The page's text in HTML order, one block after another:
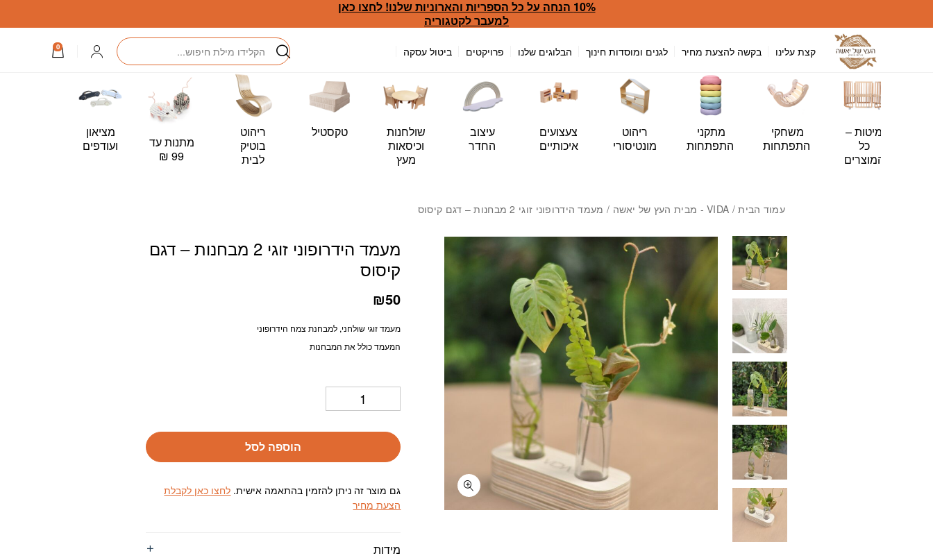
10% הנחה על כל הספריות והארוניות שלנו! לחצו כאן
למעבר לקטגוריה
קצת עלינו בקשה להצעת מחיר לגנים ומוסדות חינוך הבלוגים שלנו פרויקטים ביטול עסקה
חיפוש התחברות
0
מיטות –
כל
המוצרים
משחקי
התפתחות
מתקני
התפתחות
ריהוט
מונטיסורי
צעצועים
איכותיים
עיצוב
החדר
שולחנות
וכיסאות
מעץ
טקסטיל
ריהוט
בוטיק
לבית
מתנות עד
99 ₪
מציאון
ועודפים
עמוד הבית/ VIDA - מבית העץ של יאשה / מעמד הידרופוני זוגי 2 מבחנות – דגם קיסוס
מעמד הידרופוני זוגי 2 מבחנות – דגם
קיסוס
₪50
מעמד זוגי שולחני, למבחנת צמח הידרופוני
המעמד כולל את המבחנות
כמות מעמד הידרופוני זוגי 2 מבחנות - דגם קיסוס
הוספה לסל
גם מוצר זה ניתן להזמין בהתאמה אישית. לחצו כאן לקבלת
הצעת מחיר
מידות